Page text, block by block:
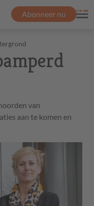
Abonneer nu
van
aan te komen en